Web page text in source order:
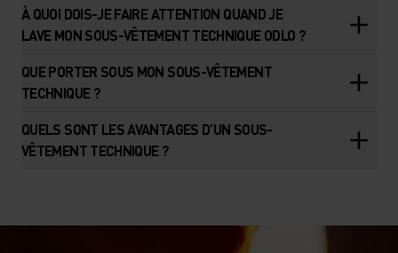
À QUOI DOIS-JE FAIRE ATTENTION QUAND JE
LAVE MON SOUS-VÊTEMENT TECHNIQUE ODLO ?
QUE PORTER SOUS MON SOUS-VÊTEMENT
TECHNIQUE ?
QUELS SONT LES AVANTAGES D’UN SOUS-
VÊTEMENT TECHNIQUE ?